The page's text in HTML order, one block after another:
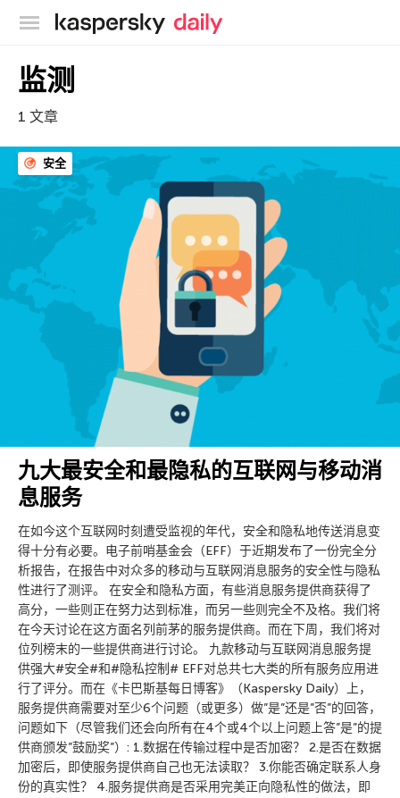
卡巴斯基官方博客
监测
1 文章
安全
九大最安全和最隐私的互联网与移动消
息服务
在如今这个互联网时刻遭受监视的年代，安全和隐私地传送消息变
得十分有必要。电子前哨基金会（EFF）于近期发布了一份完全分
析报告，在报告中对众多的移动与互联网消息服务的安全性与隐私
性进行了测评。 在安全和隐私方面，有些消息服务提供商获得了
高分，一些则正在努力达到标准，而另一些则完全不及格。我们将
在今天讨论在这方面名列前茅的服务提供商。而在下周，我们将对
位列榜末的一些提供商进行讨论。 九款移动与互联网消息服务提
供强大#安全#和#隐私控制# EFF对总共七大类的所有服务应用进
行了评分。而在《卡巴斯基每日博客》（Kaspersky Daily）上，
服务提供商需要对至少6个问题（或更多）做”是”还是”否”的回答，
问题如下（尽管我们还会向所有在4个或4个以上问题上答”是”的提
供商颁发”鼓励奖”）: 1.数据在传输过程中是否加密？ 2.是否在数据
加密后，即使服务提供商自己也无法读取？ 3.你能否确定联系人身
份的真实性？ 4.服务提供商是否采用完美正向隐私性的做法，即